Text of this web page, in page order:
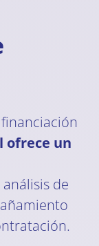
ofrece un
de